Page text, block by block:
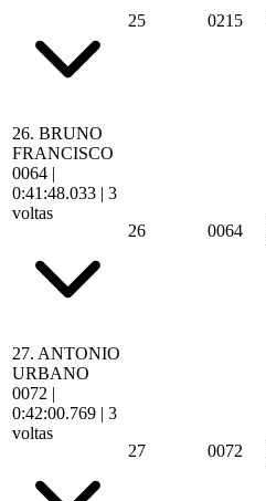
25
0215
26. BRUNO
FRANCISCO
0064 |
0:41:48.033 | 3
voltas
26
0064
27. ANTONIO
URBANO
0072 |
0:42:00.769 | 3
voltas
27
0072